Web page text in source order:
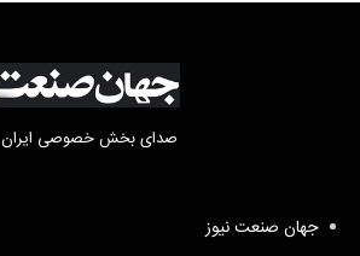
صدای بخش خصوصی ایران
جهان صنعت نیوز